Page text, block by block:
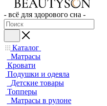
- всё для здорового сна -
Каталог
Матрасы
Кровати
Подушки и одеяла
Детские товары
Топперы
Матрасы в рулоне